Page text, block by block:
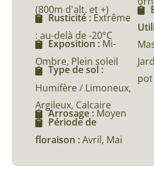
(800m d'alt. et +)
Rusticité : Extrême
: au-delà de -20°C
Exposition : Mi-
Ombre, Plein soleil
Type de sol :
Humifère / Limoneux,
Argileux, Calcaire
Arrosage :Moyen
Période de
floraison :Avril, Mai